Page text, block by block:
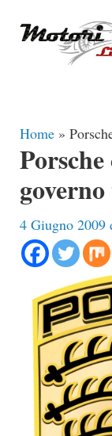
Home »
governo
4 Giugno 2009